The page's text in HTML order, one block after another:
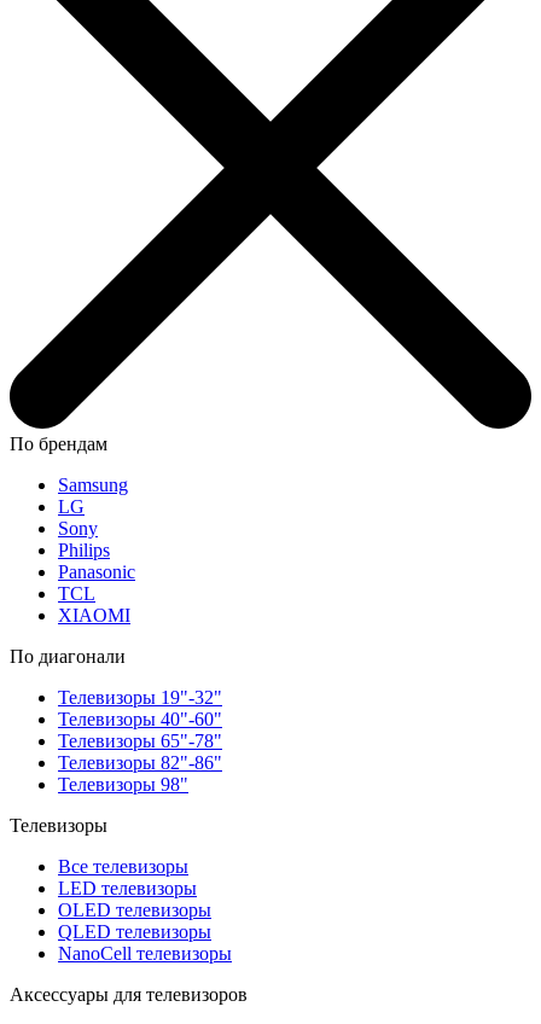
По брендам
Samsung
LG
Sony
Philips
Panasonic
TCL
XIAOMI
По диагонали
Телевизоры 19"-32"
Телевизоры 40"-60"
Телевизоры 65"-78"
Телевизоры 82"-86"
Телевизоры 98"
Телевизоры
Все телевизоры
LED телевизоры
OLED телевизоры
QLED телевизоры
NanoCell телевизоры
Аксессуары для телевизоров